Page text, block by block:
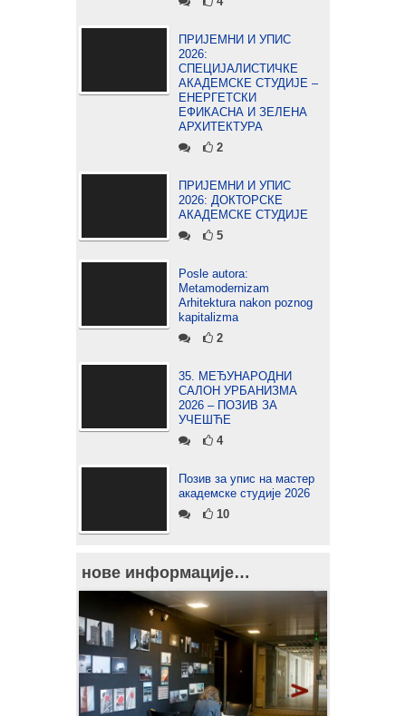
ПРИЈЕМНИ И УПИС
2026:
СПЕЦИЈАЛИСТИЧКЕ
АКАДЕМСКЕ СТУДИЈЕ –
ЕНЕРГЕТСКИ
ЕФИКАСНА И ЗЕЛЕНА
АРХИТЕКТУРА
2
ПРИЈЕМНИ И УПИС
2026: ДОКТОРСКЕ
АКАДЕМСКЕ СТУДИЈЕ
5
Posle autora:
Metamodernizam
Arhitektura nakon poznog
kapitalizma
2
35. МЕЂУНАРОДНИ
САЛОН УРБАНИЗМА
2026 – ПОЗИВ ЗА
УЧЕШЋЕ
4
Позив за упис на мастер
академске студије 2026
10
нове информације…